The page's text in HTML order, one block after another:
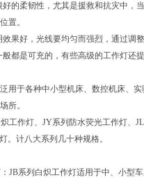
好的柔韧性，尤其是援救和抗灾中，
置。
果好，光线要均匀而强烈，通过调
般都是可充的，有些高级的工作灯还
用于各种中小型机床、数控机床、
所。
工作灯、 JY系列防水荧光工作灯、
。 计八大系列几十种规格。
JB系列白炽工作灯适用于中、小型